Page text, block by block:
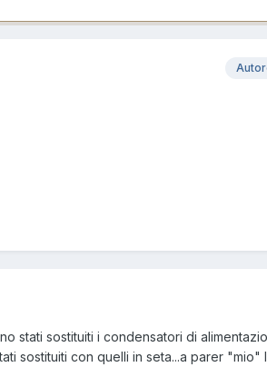
stati sostituiti i condensatori di
sostituiti con quelli in seta...a parer "mio"